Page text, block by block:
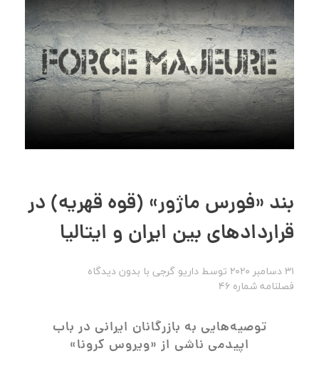
بند «فورس ماژور» (قوه قهریه) در
قراردادهای بین ایران و ایتالیا
31 دسامبر 2020 توسط داریو گرجی با بدون دیدگاه
فصلنامه شماره 46
توصیه‌هایی به بازرگانان ایرانی در باب
اپیدمی ناشی از «ویروس کرونا»